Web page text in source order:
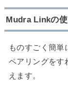
Mudra Linkの
ものすごく簡単
ペアリングをす
えます。